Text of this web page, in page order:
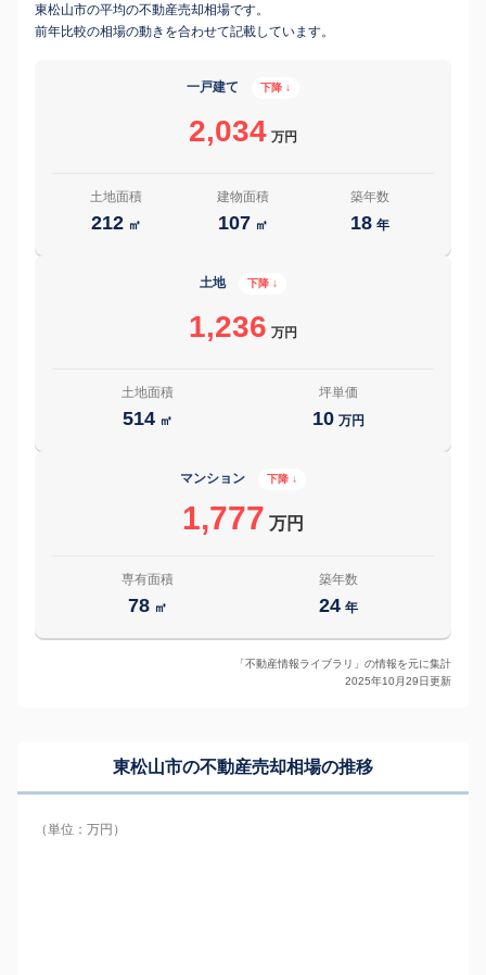
東松山市の平均の不動産売却相場です。
前年比較の相場の動きを合わせて記載しています。
一戸建て 下降 ↓
2,034 万円
土地面積
212 ㎡
建物面積
107 ㎡
築年数
18 年
土地 下降 ↓
1,236 万円
土地面積
514 ㎡
坪単価
10 万円
マンション 下降 ↓
1,777 万円
専有面積
78 ㎡
築年数
24 年
「不動産情報ライブラリ」の情報を元に集計
2025年10月29日更新
東松山市の不動産売却相場の推移
（単位：万円）